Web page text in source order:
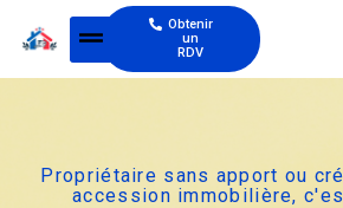
Obtenir
un
RDV
Propriétaire sans apport ou
accession immobilière,